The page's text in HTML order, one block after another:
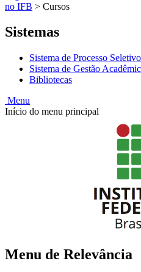
no IFB > Cursos
Sistemas
Sistema de Processo Seletivo
Sistema de Gestão
Bibliotecas
Menu
Início do menu principal
Menu de Relevância